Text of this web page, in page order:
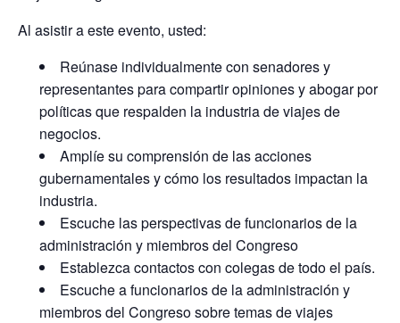
Al asistir a este evento, usted:
Reúnase individualmente con senadores y
representantes para compartir opiniones y abogar por
políticas que respalden la industria de viajes de
negocios.
Amplíe su comprensión de las acciones
gubernamentales y cómo los resultados impactan la
industria.
Escuche las perspectivas de funcionarios de la
administración y miembros del Congreso
Establezca contactos con colegas de todo el país.
Escuche a funcionarios de la administración y
miembros del Congreso sobre temas de viajes